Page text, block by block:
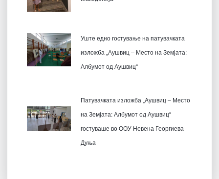
Уште едно гостување на патувачката
изложба „Аушвиц – Место на Земјата:
Албумот од Аушвиц“
Патувачката изложба „Аушвиц – Место
на Земјата: Албумот од Аушвиц“
гостуваше во ООУ Невена Георгиева
Дуња